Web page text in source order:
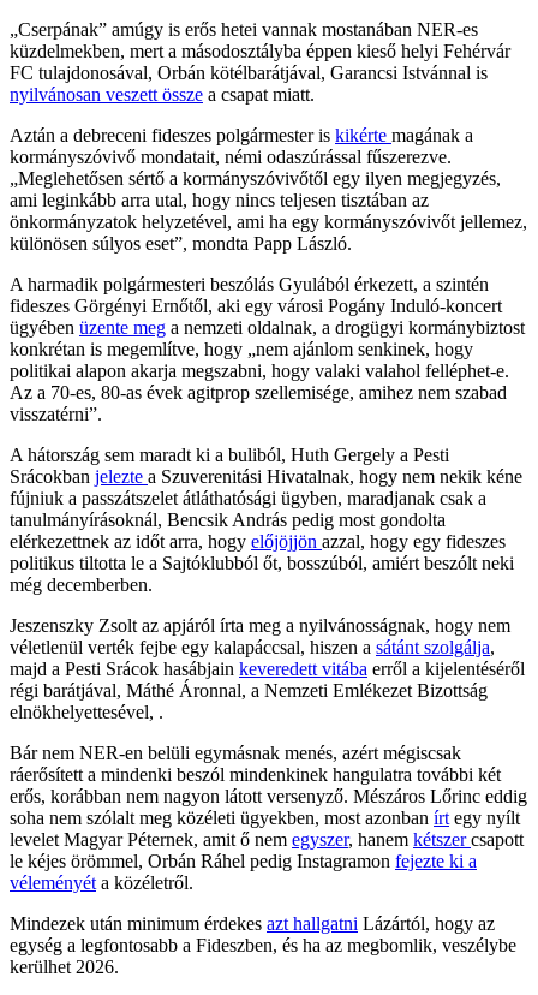
„Cserpának” amúgy is erős hetei vannak mostanában NER-es
küzdelmekben, mert a másodosztályba éppen kieső helyi Fehérvár
FC tulajdonosával, Orbán kötélbarátjával, Garancsi Istvánnal is
nyilvánosan veszett össze a csapat miatt.
Aztán a debreceni fideszes polgármester is kikérte magának a
kormányszóvivő mondatait, némi odaszúrással fűszerezve.
„Meglehetősen sértő a kormányszóvivőtől egy ilyen megjegyzés,
ami leginkább arra utal, hogy nincs teljesen tisztában az
önkormányzatok helyzetével, ami ha egy kormányszóvivőt jellemez,
különösen súlyos eset”, mondta Papp László.
A harmadik polgármesteri beszólás Gyulából érkezett, a szintén
fideszes Görgényi Ernőtől, aki egy városi Pogány Induló-koncert
ügyében üzente meg a nemzeti oldalnak, a drogügyi kormánybiztost
konkrétan is megemlítve, hogy „nem ajánlom senkinek, hogy
politikai alapon akarja megszabni, hogy valaki valahol felléphet-e.
Az a 70-es, 80-as évek agitprop szellemisége, amihez nem szabad
visszatérni”.
A hátország sem maradt ki a buliból, Huth Gergely a Pesti
Srácokban jelezte a Szuverenitási Hivatalnak, hogy nem nekik kéne
fújniuk a passzátszelet átláthatósági ügyben, maradjanak csak a
tanulmányírásoknál, Bencsik András pedig most gondolta
elérkezettnek az időt arra, hogy előjöjjön azzal, hogy egy fideszes
politikus tiltotta le a Sajtóklubból őt, bosszúból, amiért beszólt neki
még decemberben.
Jeszenszky Zsolt az apjáról írta meg a nyilvánosságnak, hogy nem
véletlenül verték fejbe egy kalapáccsal, hiszen a sátánt szolgálja,
majd a Pesti Srácok hasábjain keveredett vitába erről a kijelentéséről
régi barátjával, Máthé Áronnal, a Nemzeti Emlékezet Bizottság
elnökhelyettesével, .
Bár nem NER-en belüli egymásnak menés, azért mégiscsak
ráerősített a mindenki beszól mindenkinek hangulatra további két
erős, korábban nem nagyon látott versenyző. Mészáros Lőrinc eddig
soha nem szólalt meg közéleti ügyekben, most azonban írt egy nyílt
levelet Magyar Péternek, amit ő nem egyszer, hanem kétszercsapott
le kéjes örömmel, Orbán Ráhel pedig Instagramon fejezte ki a
véleményét a közéletről.
Mindezek után minimum érdekes azt hallgatni Lázártól, hogy az
egység a legfontosabb a Fideszben, és ha az megbomlik, veszélybe
kerülhet 2026.